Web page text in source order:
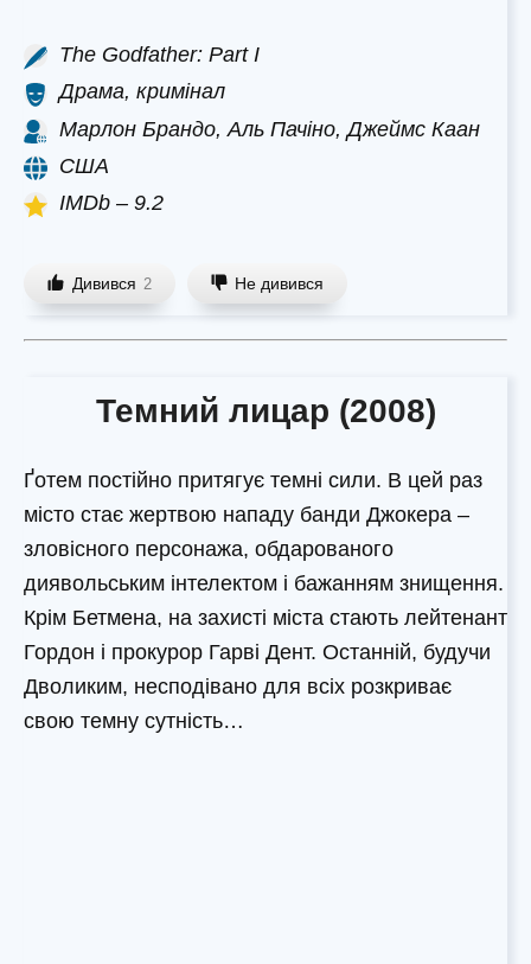
The Godfather: Part I
Драма, кримінал
Марлон Брандо, Аль Пачіно, Джеймс Каан
США
IMDb – 9.2
Дивився 2 Не дивився
Темний лицар (2008)
Ґотем постійно притягує темні сили. В цей раз
місто стає жертвою нападу банди Джокера –
зловісного персонажа, обдарованого
диявольським інтелектом і бажанням знищення.
Крім Бетмена, на захисті міста стають лейтенант
Гордон і прокурор Гарві Дент. Останній, будучи
Дволиким, несподівано для всіх розкриває
свою темну сутність…